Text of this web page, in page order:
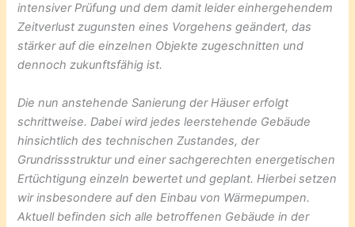
intensiver Prüfung und dem damit leider einhergehendem
Zeitverlust zugunsten eines Vorgehens geändert, das
stärker auf die einzelnen Objekte zugeschnitten und
dennoch zukunftsfähig ist.
Die nun anstehende Sanierung der Häuser erfolgt
schrittweise. Dabei wird jedes leerstehende Gebäude
hinsichtlich des technischen Zustandes, der
Grundrissstruktur und einer sachgerechten energetischen
Ertüchtigung einzeln bewertet und geplant. Hierbei setzen
wir insbesondere auf den Einbau von Wärmepumpen.
Aktuell befinden sich alle betroffenen Gebäude in der